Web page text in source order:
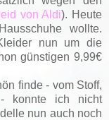
von Aldi). Heute
wollte.
nun um die
günstigen 9,99€
finde - vom Stoff,
konnte ich nicht
nun auch noch